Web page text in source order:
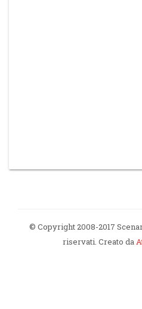
© Copyright 2008-2017
riservati. Creato da